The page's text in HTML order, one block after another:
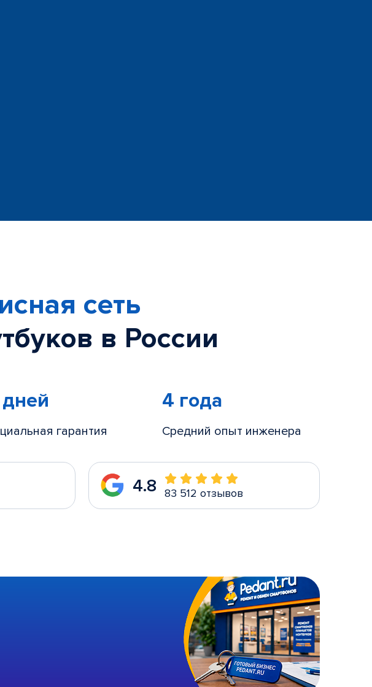
сеть
в России
гарантия
4 года
Средний опыт инженера
4.8 83 512 отзывов